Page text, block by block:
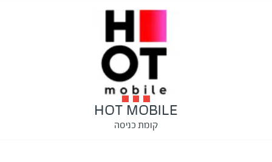
HOT MOBILE
קומת כניסה